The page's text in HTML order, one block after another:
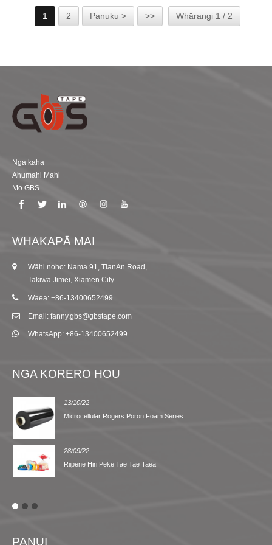
atu,.Ka rite ki te kaitahuri riipene whakapiri ngaio, he tino
mohio a GBS ki te whakakikorua i a Poron me etahi atu
mea penei i te riipene kiko whakakikorua rua, te riipene
1 2 Panuku > >> Whārangi 1 / 2
Nga kaha
Ahumahi Mahi
Mo GBS
WHAKAPĀ MAI
Wāhi noho: Nama 91, TianAn Road,
Takiwa Jimei, Xiamen City
Waea: +86-13400652499
Email: fanny.gbs@gbstape.com
WhatsApp: +86-13400652499
NGA KORERO HOU
13/10/22
Microcellular Rogers Poron Foam Series
28/09/22
Riipene Hiri Peke Tae Tae Taea
PANUI